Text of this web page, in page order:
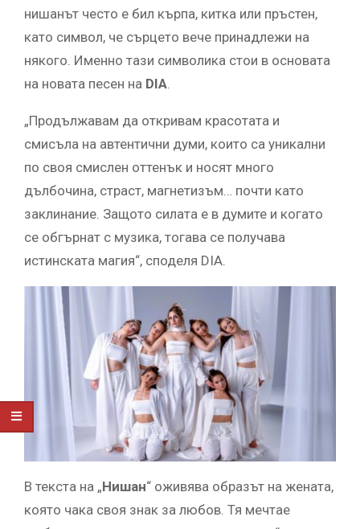
нишанът често е бил кърпа, китка или пръстен,
като символ, че сърцето вече принадлежи на
някого. Именно тази символика стои в основата
на новата песен на DIA.
„Продължавам да откривам красотата и
смисъла на автентични думи, които са уникални
по своя смислен оттенък и носят много
дълбочина, страст, магнетизъм… почти като
заклинание. Защото силата е в думите и когато
се обгърнат с музика, тогава се получава
истинската магия“, споделя DIA.
В текста на „Нишан“ оживява образът на жената,
която чака своя знак за любов. Тя мечтае